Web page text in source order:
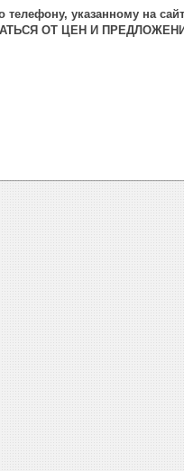
указанному на
ОТ ЦЕН И